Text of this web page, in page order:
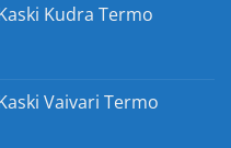
Kudra Termo
Vaivari Termo